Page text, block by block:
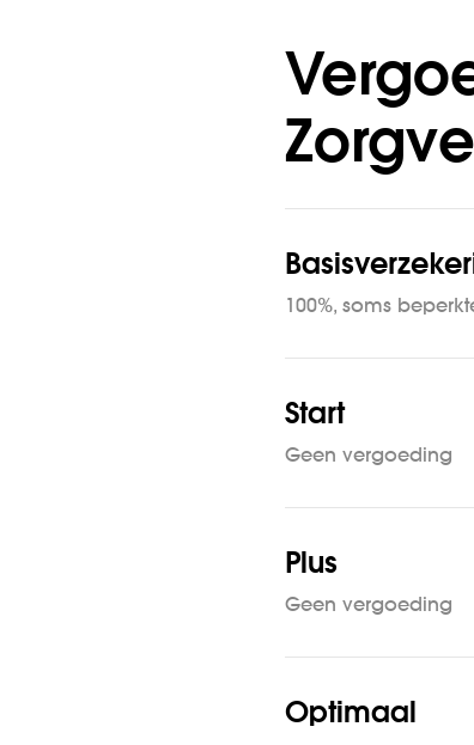
100%, soms
Start
Geen vergoeding
Plus
Geen vergoeding
Optimaal